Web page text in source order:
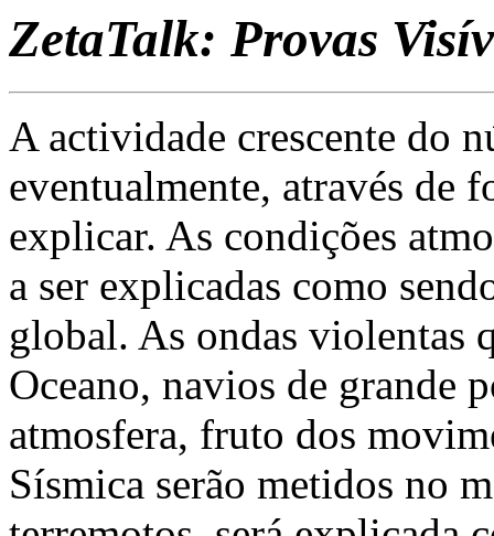
ZetaTalk: Provas
A actividade crescente do
eventualmente, através de
explicar. As condições
a ser explicadas como
global. As ondas violentas
Oceano, navios de grande
atmosfera, fruto dos
Sísmica serão metidos no